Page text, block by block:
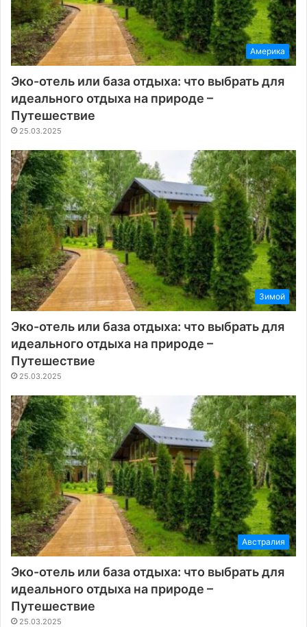
Америка
Эко-отель или база отдыха: что выбрать для
идеального отдыха на природе –
Путешествие
25.03.2025
Зимой
Эко-отель или база отдыха: что выбрать для
идеального отдыха на природе –
Путешествие
25.03.2025
Австралия
Эко-отель или база отдыха: что выбрать для
идеального отдыха на природе –
Путешествие
25.03.2025